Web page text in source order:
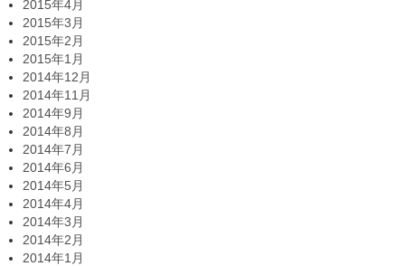
2015年4月
2015年3月
2015年2月
2015年1月
2014年12月
2014年11月
2014年9月
2014年8月
2014年7月
2014年6月
2014年5月
2014年4月
2014年3月
2014年2月
2014年1月